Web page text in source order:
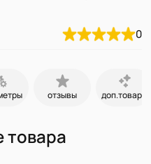
0
отзывы доп.товары
товара